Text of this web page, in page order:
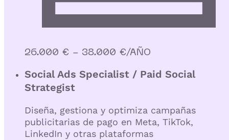
26.000 € - 38.000 €/AÑO
Social Ads Specialist / Paid Social
Strategist
Diseña, gestiona y optimiza campañas
publicitarias de pago en Meta, TikTok,
LinkedIn y otras plataformas